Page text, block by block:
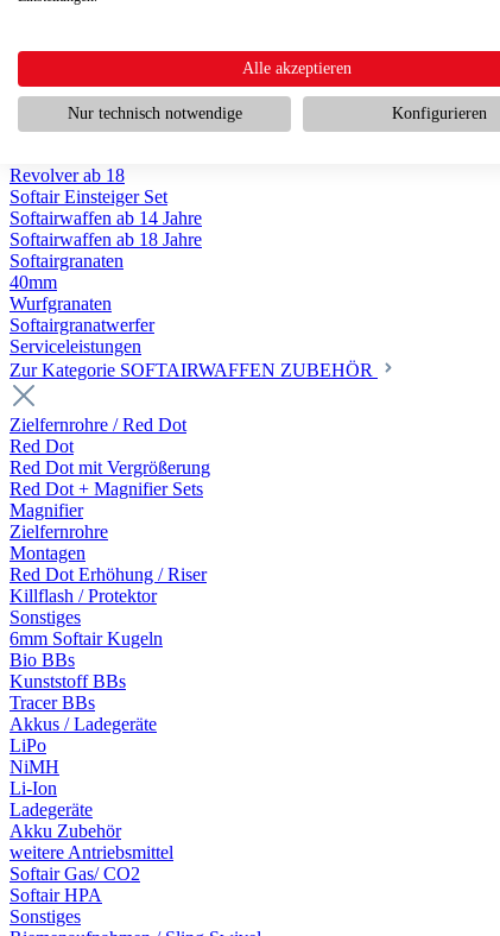
Scharfschützengewehr ab 18
Softair Pistolen
Softair Pistolen elektrisch ab 14
Softair Pistolen Federdruck ab 14
Softair Pistolen HPA Luftdruck ab 18
Revolver ab 18
Softair Einsteiger Set
Softairwaffen ab 14 Jahre
Softairwaffen ab 18 Jahre
Softairgranaten
40mm
Wurfgranaten
Softairgranatwerfer
Serviceleistungen
Zur Kategorie SOFTAIRWAFFEN ZUBEHÖR
Zielfernrohre / Red Dot
Red Dot
Red Dot mit Vergrößerung
Red Dot + Magnifier Sets
Magnifier
Zielfernrohre
Montagen
Red Dot Erhöhung / Riser
Killflash / Protektor
Sonstiges
6mm Softair Kugeln
Bio BBs
Kunststoff BBs
Tracer BBs
Akkus / Ladegeräte
LiPo
NiMH
Li-Ion
Ladegeräte
Akku Zubehör
weitere Antriebsmittel
Softair Gas/ CO2
Softair HPA
Sonstiges
Alle akzeptieren
Nur technisch notwendige Konfigurieren